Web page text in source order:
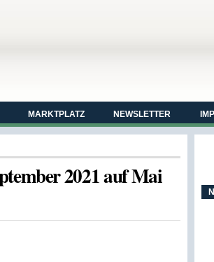
MARKTPLATZ NEWSLETTER
2021 auf Mai